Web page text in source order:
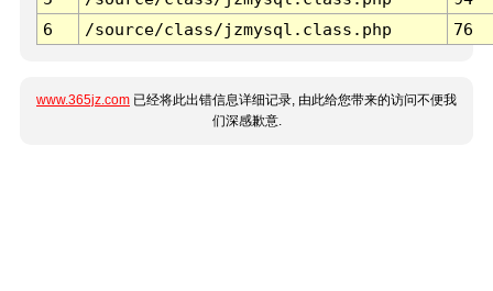
6
/source/class/jzmysql.class.php 76
www.365jz.com 已经将此出错信息详细记录, 由此给您带来的访问不便我
们深感歉意.